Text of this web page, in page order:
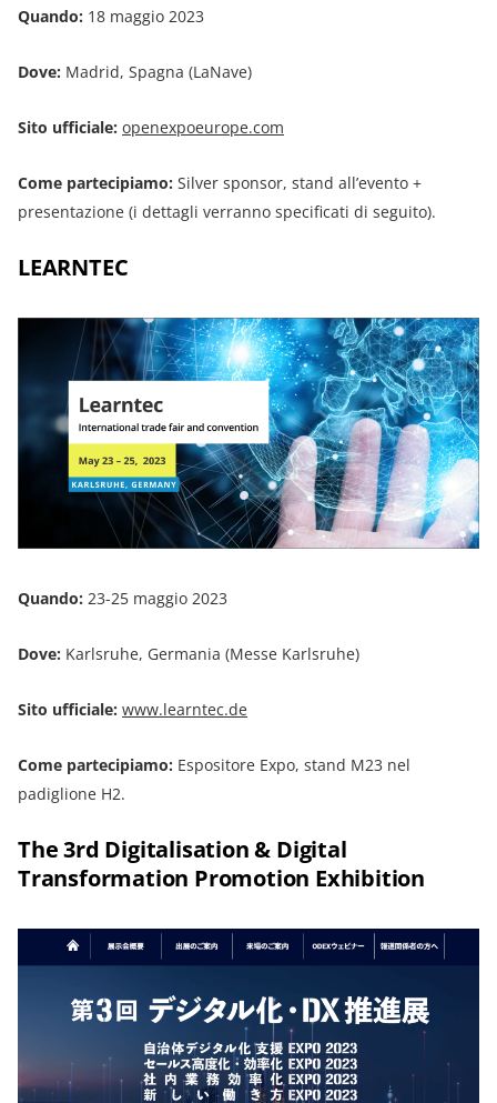
Quando: 18 maggio 2023
Dove: Madrid, Spagna (LaNave)
Sito ufficiale: openexpoeurope.com
Come partecipiamo: Silver sponsor, stand all’evento +
presentazione (i dettagli verranno specificati di seguito).
LEARNTEC
Quando: 23-25 maggio 2023
Dove: Karlsruhe, Germania (Messe Karlsruhe)
Sito ufficiale: www.learntec.de
Come partecipiamo: Espositore Expo, stand M23 nel
padiglione H2.
The 3rd Digitalisation & Digital
Transformation Promotion Exhibition